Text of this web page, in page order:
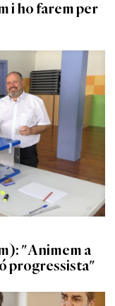
i ho farem per
"Animem a
progressista"